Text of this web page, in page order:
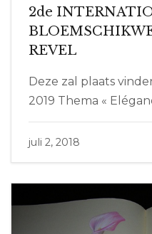
2de
REVEL
Deze zal plaats
2019 Thema «
juli 2, 2018